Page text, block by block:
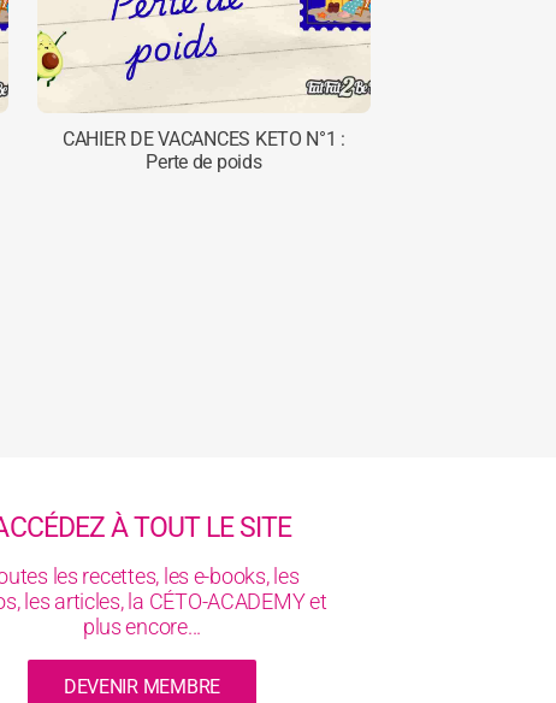
CAHIER DE VACANCES KETO N°1 :
Perte de poids
À TOUT LE SITE
les recettes, les e-books, les
les articles, la CÉTO-ACADEMY et
plus encore...
DEVENIR MEMBRE